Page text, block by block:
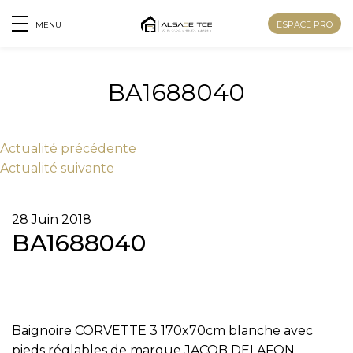
MENU ESPACE PRO
BA1688040
Actualité précédente
Actualité suivante
28 Juin 2018
BA1688040
Baignoire CORVETTE 3 170x70cm blanche avec
Prénom